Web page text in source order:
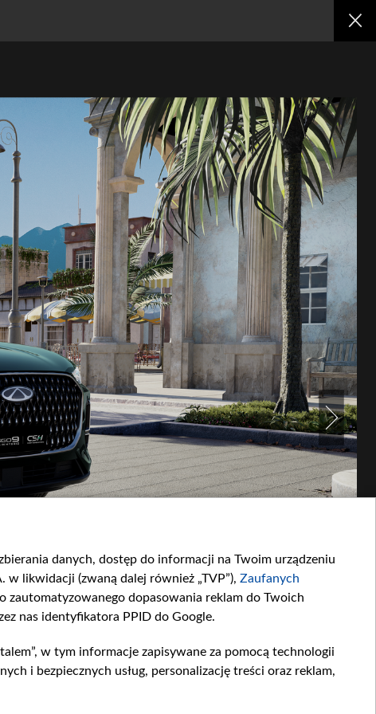
danych, dostęp do informacji na Twoim urządzeniu
likwidacji (zwaną dalej również „TVP”), Zaufanych
zautomatyzowanego dopasowania reklam do Twoich
nas identyfikatora PPID do Google.
w tym informacje zapisywane za pomocą technologii
i bezpiecznych usług, personalizację treści oraz reklam,